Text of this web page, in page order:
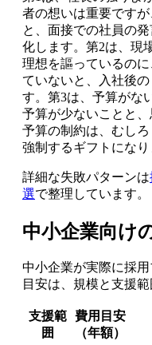
者の想いは重要です
と、面接での社員の
化します。第2は、現
理想を謳っているの
ていないと、入社後
す。第3は、予算がな
予算が少ないことと、
予算の制約は、むし
強制するギフトになり
詳細な失敗パターンは
選で整理しています。
中小企業向け
中小企業が実際に採
目安は、規模と支援
支援範
囲
費用目安
（年額）